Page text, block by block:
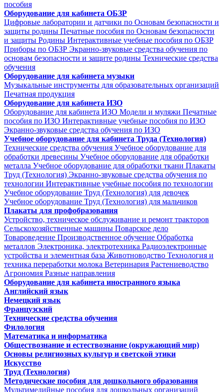
пособия
Оборудование для кабинета ОБЗР
Цифровые лаборатории и датчики по Основам безопасности и
защиты родины Печатные пособия по Основам безопасности
и защиты Родины Интерактивные учебные пособия по ОБЗР
Приборы по ОБЗР Экранно-звуковые средства обучения по
основам безопасности и защите родины Технические средства
обучения
Оборудование для кабинета музыки
Музыкальные инструменты для образовательных организаций
Печатная продукция
Оборудование для кабинета ИЗО
Оборудование для кабинета ИЗО Модели и муляжи Печатные
пособия по ИЗО Интерактивные учебные пособия по ИЗО
Экранно-звуковые средства обучения по ИЗО
Учебное оборудование для кабинета Труда (Технология)
Технические средства обучения Учебное оборудование для
обработки древесины Учебное оборудование для обработки
металла Учебное оборудование для обработки ткани Плакаты
Труд (Технология) Экранно-звуковые средства обучения по
технологии Интерактивные учебные пособия по технологии
Учебное оборудование Труд (Технология) для девочек
Учебное оборудование Труд (Технология) для мальчиков
Плакаты для профобразования
Устройство, техническое обслуживание и ремонт тракторов
Сельскохозяйственные машины Поварское дело
Товароведение Производственное обучение Обработка
металлов Электроника, электротехника Радиоэлектронные
устройства и элементная база Животноводство Технология и
техника переработки молока Ветеринария Растениеводство
Агрономия Разные направления
Оборудование для кабинета иностранного языка
Английский язык
Немецкий язык
Французский
Технические средства обучения
Филология
Математика и информатика
Обществознание и естествознание (окружающий мир)
Основы религиозных культур и светской этики
Искусство
Труд (Технология)
Методические пособия для дошкольного образования
Мультимедийные пособия для дошкольных организаций